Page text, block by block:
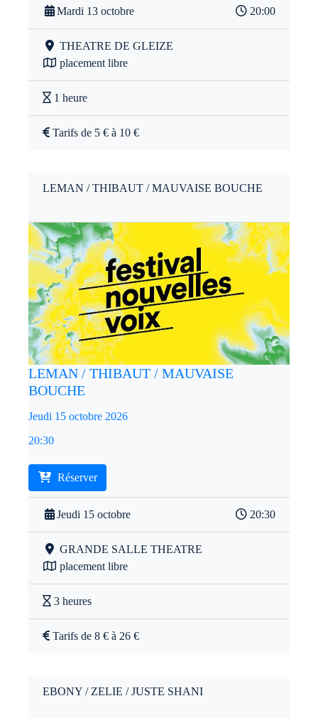
Mardi 13 octobre 20:00
THEATRE DE GLEIZE
placement libre
1 heure
Tarifs de 5 € à 10 €
LEMAN / THIBAUT / MAUVAISE BOUCHE
LEMAN / THIBAUT / MAUVAISE
BOUCHE
Jeudi 15 octobre 2026
20:30
Réserver
Jeudi 15 octobre 20:30
GRANDE SALLE THEATRE
placement libre
3 heures
Tarifs de 8 € à 26 €
EBONY / ZELIE / JUSTE SHANI